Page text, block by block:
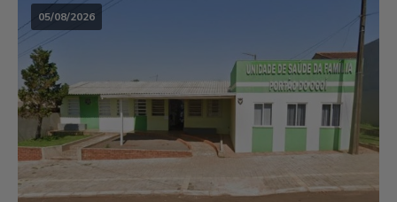
05/08/2026